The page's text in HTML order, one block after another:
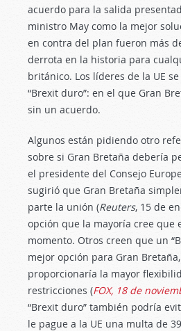
acuerdo para la salida
ministro May como la mejor
en contra del plan fueron más
derrota en la historia para
británico. Los líderes de la UE
“Brexit duro”: en el que Gran
sin un acuerdo.
Algunos están pidiendo otro
sobre si Gran Bretaña debería
el presidente del Consejo
sugirió que Gran Bretaña
parte la unión (Reuters, 15 de
opción que la mayoría cree que
momento. Otros creen que un
mejor opción para Gran
proporcionaría la mayor
restricciones (FOX, 18 de
“Brexit duro” también podría
le pague a la UE una multa de